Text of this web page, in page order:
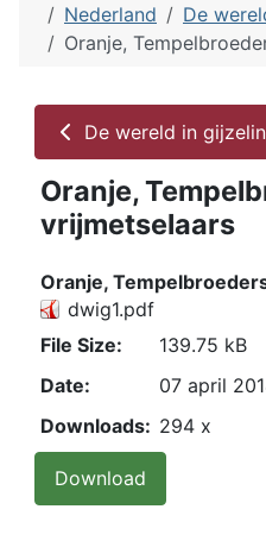
Nederland
De
Oranje,
De wereld in
Oranje,
vrijmetselaars
Oranje,
dwig1.pdf
File Size:
139.75 kB
Date:
07 april
Downloads: 294 x